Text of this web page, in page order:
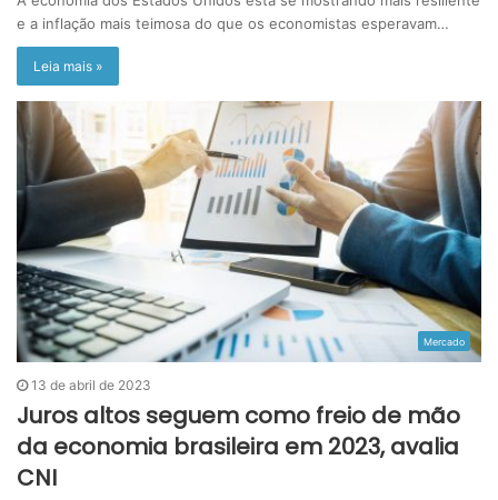
e a inflação mais teimosa do que os economistas esperavam…
Leia mais »
Mercado
13 de abril de 2023
Juros altos seguem como freio de mão
da economia brasileira em 2023, avalia
CNI